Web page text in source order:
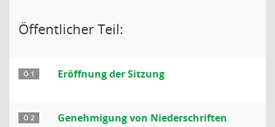
Öffentlicher Teil:
Ö 1 Eröffnung der Sitzung
Ö 2 Genehmigung von Niederschriften